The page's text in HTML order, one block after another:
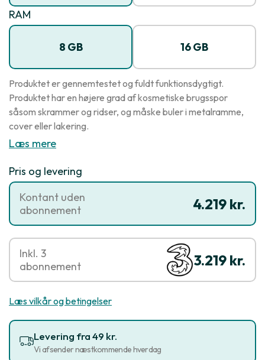
RAM
8 GB 16 GB
Produktet er gennemtestet og fuldt funktionsdygtigt.
Produktet har en højere grad af kosmetiske brugsspor
såsom skrammer og ridser, og måske buler i metalramme,
cover eller lakering.
Læs mere
Pris og levering
4.219 kr.
Kontant uden
abonnement
3.219 kr.
Inkl. 3
abonnement
Læs vilkår og betingelser
Levering fra 49 kr.
Vi afsender næstkommende hverdag